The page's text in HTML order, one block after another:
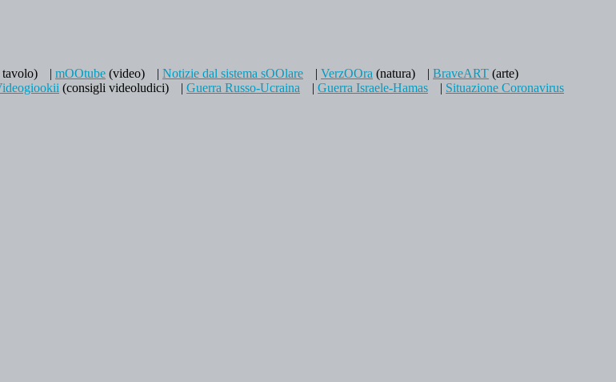
| mOOtube (video) | Notizie dal sistema sOOlare | VerzOOra (natura) | BraveART (arte)
(consigli videoludici) | Guerra Russo-Ucraina | Guerra Israele-Hamas | Situazione Coronavirus